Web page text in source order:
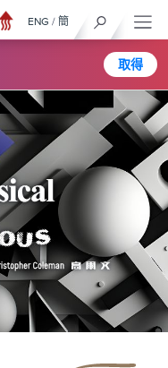
取得
ENG / 簡